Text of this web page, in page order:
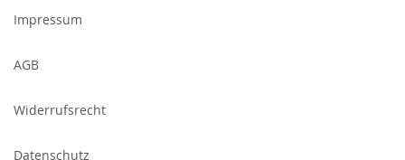
an:
Impressum
AGB
Widerrufsrecht
Datenschutz